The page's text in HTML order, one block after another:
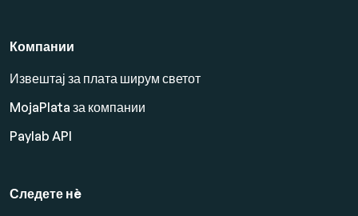
Компании
Извештај за плата ширум светот
MojaPlata за компании
Paylab API
Следете нè